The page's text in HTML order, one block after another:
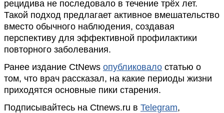
рецидива не последовало в течение трёх лет.
Такой подход предлагает активное вмешательство
вместо обычного наблюдения, создавая
перспективу для эффективной профилактики
повторного заболевания.
Ранее издание CtNews опубликовало статью о
том, что врач рассказал, на какие периоды жизни
приходятся основные пики старения.
Подписывайтесь на Ctnews.ru в Telegram,